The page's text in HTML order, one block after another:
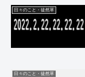
日々のこと・徒然草
日々のこと・徒然草